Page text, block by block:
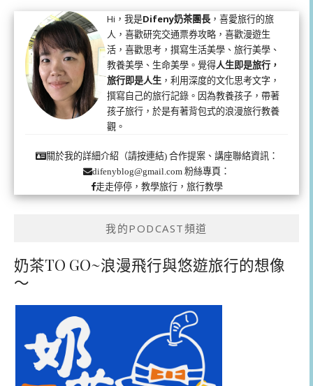
Hi，我是Difeny奶茶團長 ，喜愛旅行的旅
人，喜歡研究交通票券攻略，喜歡漫遊生
活，喜歡思考，撰寫生活美學、旅行美學、
教養美學、生命美學。覺得人生即是旅行，
旅行即是人生 ，利用深度的文化思考文字，
撰寫自己的旅行記錄。因為教養孩子，帶著
孩子旅行，於是有著背包式的浪漫旅行教養
觀。
關於我的詳細介紹（請按連結)合作提案、講座聯絡資訊：
difenyblog@gmail.com 粉絲專頁：
走走停停，教學旅行，旅行教學
我的PODCAST頻道
奶茶TO GO~浪漫飛行與悠遊旅行的想像
～